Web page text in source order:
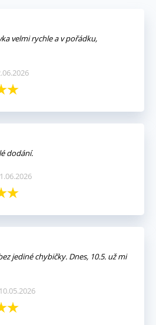
velmi rychle a v pořádku,
dodání.
jediné chybičky. Dnes, 10.5. už mi
10.05.2026